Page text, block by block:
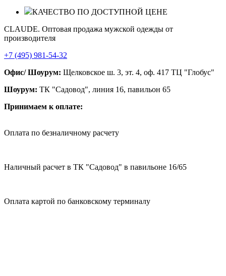
КАЧЕСТВО ПО ДОСТУПНОЙ ЦЕНЕ
CLAUDE. Оптовая продажа мужской одежды от
производителя
+7 (495) 981-54-32
Офис/ Шоурум: Щелковское ш. 3, эт. 4, оф. 417 ТЦ "Глобус"
Шоурум: ТК "Садовод", линия 16, павильон 65
Принимаем к оплате:
Оплата по безналичному расчету
Наличный расчет в ТК "Садовод" в павильоне 16/65
Оплата картой по банковскому терминалу